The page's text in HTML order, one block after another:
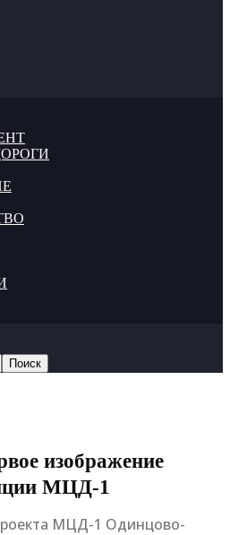
изображение
МЦД-1
МЦД-1 Одинцово-